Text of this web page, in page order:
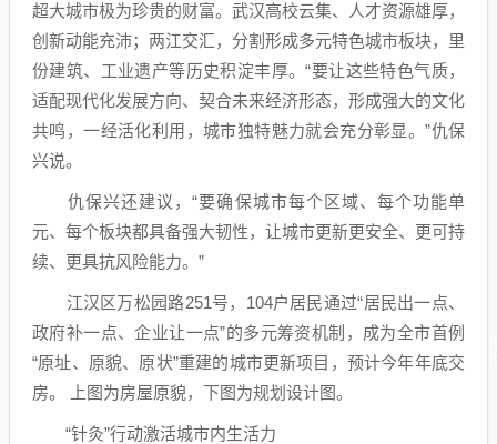
超大城市极为珍贵的财富。武汉高校云集、人才资源雄厚，
创新动能充沛；两江交汇，分割形成多元特色城市板块，里
份建筑、工业遗产等历史积淀丰厚。“要让这些特色气质，
适配现代化发展方向、契合未来经济形态，形成强大的文化
共鸣，一经活化利用，城市独特魅力就会充分彰显。”仇保
兴说。
仇保兴还建议，“要确保城市每个区域、每个功能单
元、每个板块都具备强大韧性，让城市更新更安全、更可持
续、更具抗风险能力。”
江汉区万松园路251号，104户居民通过“居民出一点、
政府补一点、企业让一点”的多元筹资机制，成为全市首例
“原址、原貌、原状”重建的城市更新项目，预计今年年底交
房。 上图为房屋原貌，下图为规划设计图。
“针灸”行动激活城市内生活力